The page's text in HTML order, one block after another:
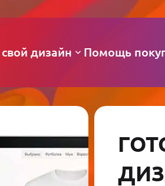
дизайн Помощь